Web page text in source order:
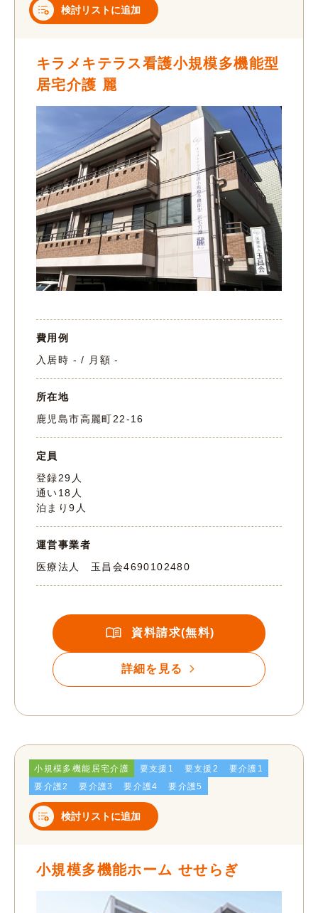
検討リストに追加
キラメキテラス看護小規模多機能型
居宅介護 麗
費用例
入居時 - / 月額 -
所在地
鹿児島市高麗町22-16
定員
登録29人
通い18人
泊まり9人
運営事業者
医療法人 玉昌会4690102480
資料請求(無料)
詳細を見る
小規模多機能居宅介護 要支援1 要支援2
要介護1
要介護2
要介護3 要介護4 要介護5
検討リストに追加
小規模多機能ホーム せせらぎ